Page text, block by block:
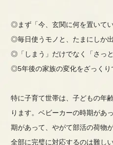
◎まず「今、玄関に何を置いて
◎毎日使うモノと、たまにしか
◎「しまう」だけでなく「さっ
◎5年後の家族の変化をざっくり
特に子育て世帯は、子どもの年
ります。ベビーカーの時期があ
期があって、やがて部活の荷物
全部に完璧に対応するのは難し